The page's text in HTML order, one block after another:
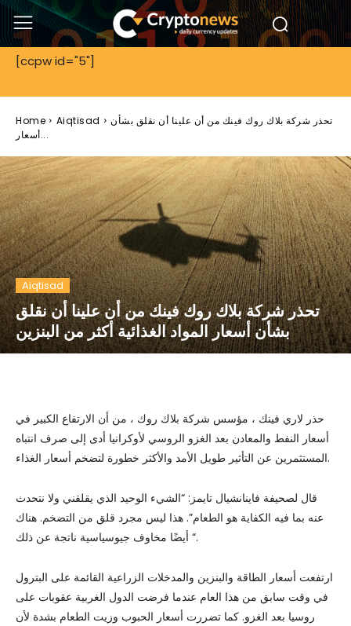
[ccpw id="5"]
Home Aiqtisad
تحذر شركة بلاك روك فينك من أن علينا أن نقلق بشأن
أسعار...
Aiqtisad
تحذر شركة بلاك روك فينك من أن علينا أن نقلق
بشأن أسعار المواد الغذائية أكثر من البنزين
حذر لاري فينك ، مؤسس شركة بلاك روك ، من أن الارتفاع الكبير في
أسعار النفط والمعادن بعد الغزو الروسي لأوكرانيا أدى إلى صرف انتباه
المستثمرين عن التأثير طويل الأمد والأكثر خطورة لتضخم أسعار الغذاء.
قال لصحيفة فاينانشيال تايمز: “الشيء الوحيد الذي يقلقني ولا نتحدث
عنه بما فيه الكفاية هو الطعام”. هذا ليس مجرد قلق من التضخم. هناك
أيضًا مخاوف جيوسياسية ناتجة عن ذلك “.
ارتفعت أسعار الطاقة والبنزين والمدخلات الزراعية القائمة على البترول
في وقت سابق من هذا العام عندما فرضت الدول الغربية عقوبات على
روسيا بعد الغزو. كما تضررت أسعار الحبوب وزيت الطعام بشدة لأن